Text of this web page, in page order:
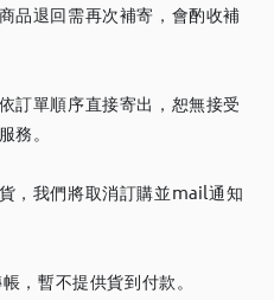
品退回需再次補寄，會酌收補
訂單順序直接寄出，恕無接受
務。
，我們將取消訂購並mail通知
，暫不提供貨到付款。